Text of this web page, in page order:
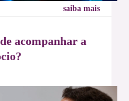
saiba mais
acompanhar a